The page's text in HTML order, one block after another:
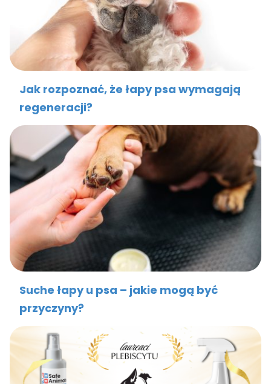
Jak rozpoznać, że łapy psa wymagają
regeneracji?
Suche łapy u psa – jakie mogą być
przyczyny?